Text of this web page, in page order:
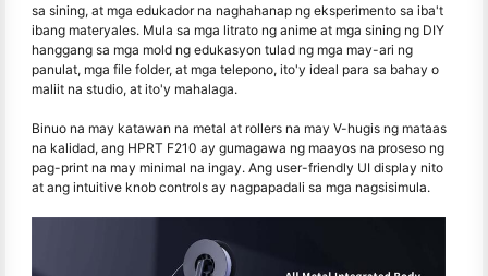
sa sining, at mga edukador na naghahanap ng eksperimento sa iba't
ibang materyales. Mula sa mga litrato ng anime at mga sining ng DIY
hanggang sa mga mold ng edukasyon tulad ng mga may-ari ng
panulat, mga file folder, at mga telepono, ito'y ideal para sa bahay o
maliit na studio, at ito'y mahalaga.
Binuo na may katawan na metal at rollers na may V-hugis ng mataas
na kalidad, ang HPRT F210 ay gumagawa ng maayos na proseso ng
pag-print na may minimal na ingay. Ang user-friendly UI display nito
at ang intuitive knob controls ay nagpapadali sa mga nagsisimula.